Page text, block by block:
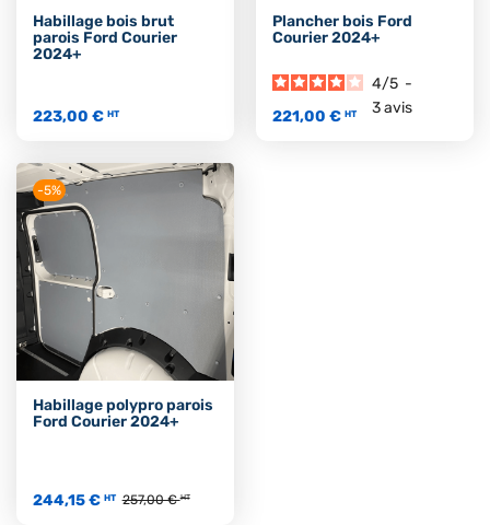
Habillage bois brut
parois Ford Courier
2024+
223,00 € HT
Plancher bois Ford
Courier 2024+
4/5 -
3avis
221,00 € HT
-5%
Habillage polypro parois
Ford Courier 2024+
244,15 € HT 257,00 €HT